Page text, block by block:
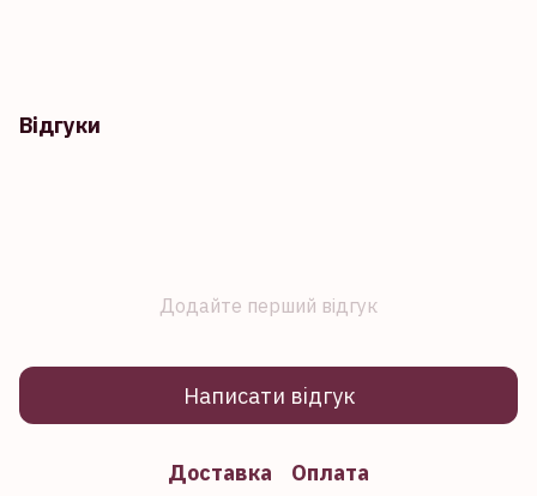
Відгуки
Додайте перший відгук
Написати відгук
Доставка Оплата